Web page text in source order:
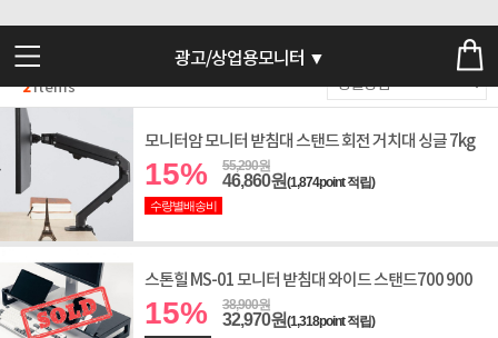
광고/상업용모니터 ▼
2Items
모니터암 모니터 받침대 스탠드 회전 거치대 싱글 7kg
15% 55,290원
46,860원(1,874point 적립)
수량별배송비
스톤힐 MS-01 모니터 받침대 와이드 스탠드700 900
15% 38,900원
32,970원(1,318point 적립)